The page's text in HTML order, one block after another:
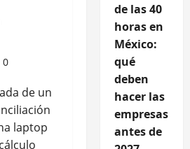
0
de las 40
horas en
México:
qué
deben
hacer las
empresas
antes de